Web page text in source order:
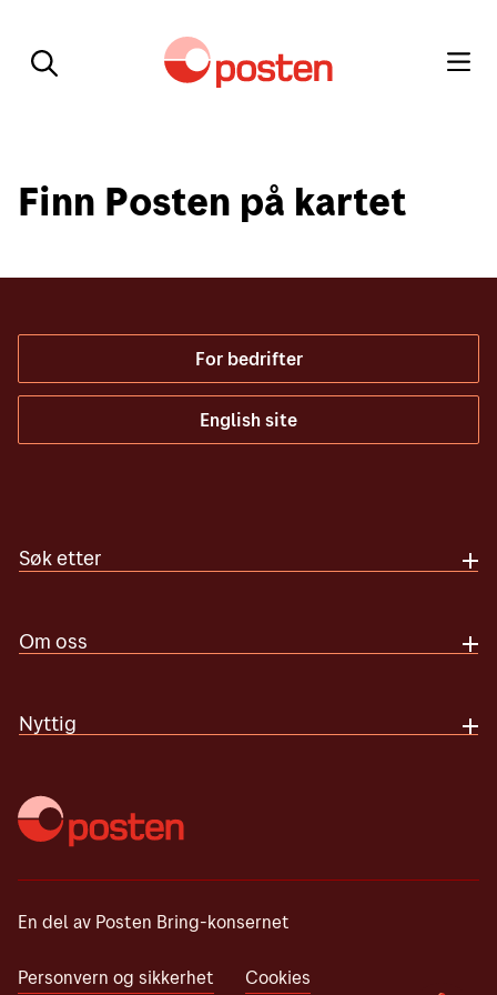
Finn Posten på kartet
For bedrifter
English site
Søk etter
Om oss
Nyttig
En del av Posten Bring-konsernet
Personvern og sikkerhet Cookies